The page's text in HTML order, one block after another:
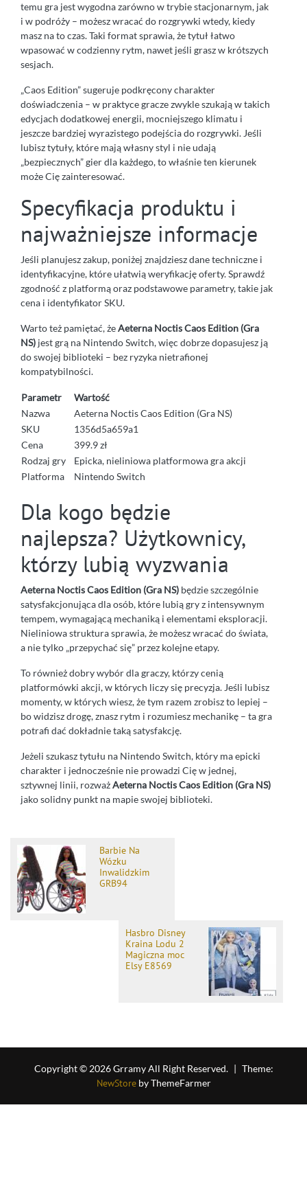
temu gra jest wygodna zarówno w trybie stacjonarnym, jak
i w podróży – możesz wracać do rozgrywki wtedy, kiedy
masz na to czas. Taki format sprawia, że tytuł łatwo
wpasować w codzienny rytm, nawet jeśli grasz w krótszych
sesjach.
„Caos Edition” sugeruje podkręcony charakter
doświadczenia – w praktyce gracze zwykle szukają w takich
edycjach dodatkowej energii, mocniejszego klimatu i
jeszcze bardziej wyrazistego podejścia do rozgrywki. Jeśli
lubisz tytuły, które mają własny styl i nie udają
„bezpiecznych” gier dla każdego, to właśnie ten kierunek
może Cię zainteresować.
Specyfikacja produktu i
najważniejsze informacje
Jeśli planujesz zakup, poniżej znajdziesz dane techniczne i
identyfikacyjne, które ułatwią weryfikację oferty. Sprawdź
zgodność z platformą oraz podstawowe parametry, takie jak
cena i identyfikator SKU.
Warto też pamiętać, żeAeterna Noctis Caos Edition (Gra
NS) jest grą na Nintendo Switch, więc dobrze dopasujesz ją
do swojej biblioteki – bez ryzyka nietrafionej
kompatybilności.
Parametr
Wartość
Nazwa
Aeterna Noctis Caos Edition (Gra NS)
SKU
1356d5a659a1
Cena
399.9 zł
Rodzaj gry
Epicka, nieliniowa platformowa gra akcji
Platforma
Nintendo Switch
Dla kogo będzie
najlepsza? Użytkownicy,
którzy lubią wyzwania
Aeterna Noctis Caos Edition (Gra NS) będzie szczególnie
satysfakcjonująca dla osób, które lubią gry z intensywnym
tempem, wymagającą mechaniką i elementami eksploracji.
Nieliniowa struktura sprawia, że możesz wracać do świata,
a nie tylko „przepychać się” przez kolejne etapy.
To również dobry wybór dla graczy, którzy cenią
platformówki akcji, w których liczy się precyzja. Jeśli lubisz
momenty, w których wiesz, że tym razem zrobisz to lepiej –
bo widzisz drogę, znasz rytm i rozumiesz mechanikę – ta gra
potrafi dać dokładnie taką satysfakcję.
Jeżeli szukasz tytułu na Nintendo Switch, który ma epicki
charakter i jednocześnie nie prowadzi Cię w jednej,
sztywnej linii, rozważAeterna Noctis Caos Edition (Gra NS)
jako solidny punkt na mapie swojej biblioteki.
Barbie Na
Wózku
Inwalidzkim
GRB94
Hasbro Disney
Kraina Lodu 2
Magiczna moc
Elsy E8569
Copyright © 2026 Grramy All Right Reserved. Theme:
NewStoreby ThemeFarmer